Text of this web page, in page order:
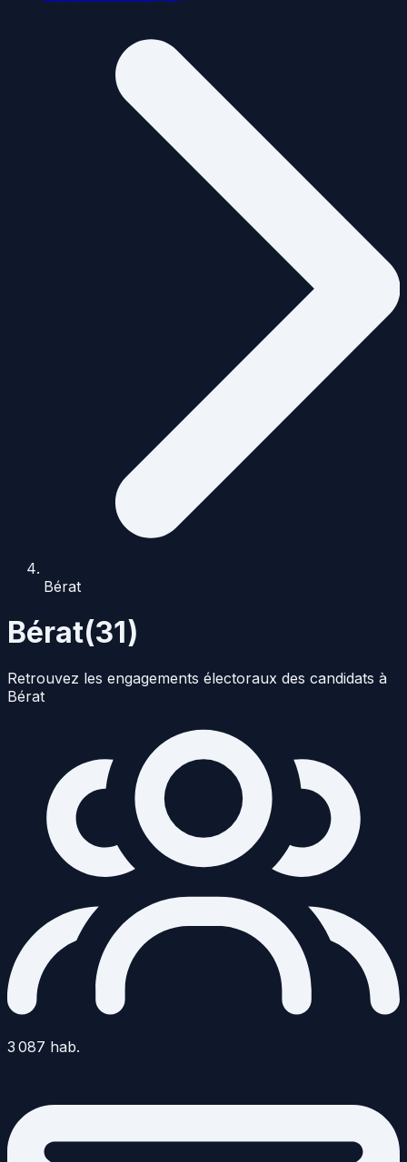
Bérat
Bérat(31)
Retrouvez les engagements électoraux des candidats à
Bérat
3 087 hab.